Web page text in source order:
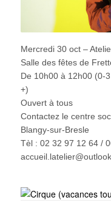
Mercredi 30 oct –
Salle des fêtes de
De 10h00 à 12h00 (0-
+)
Ouvert à tous
Contactez le centre
Blangy-sur-Bresle
Tèl : 02 32 97 12 64 /